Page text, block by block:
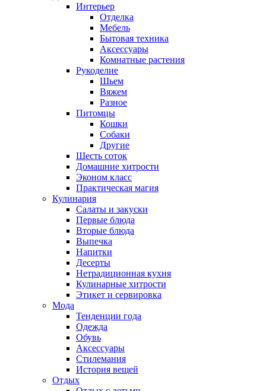
Интерьер
Отделка
Мебель
Бытовая техника
Аксессуары
Комнатные растения
Рукоделие
Шьем
Вяжем
Разное
Питомцы
Кошки
Собаки
Другие
Шесть соток
Домашние хитрости
Эконом класс
Практическая магия
Кулинария
Салаты и закуски
Первые блюда
Вторые блюда
Выпечка
Напитки
Десерты
Нетрадиционная кухня
Кулинарные хитрости
Этикет и сервировка
Мода
Тенденции года
Одежда
Обувь
Аксессуары
Стилемания
История вещей
Отдых